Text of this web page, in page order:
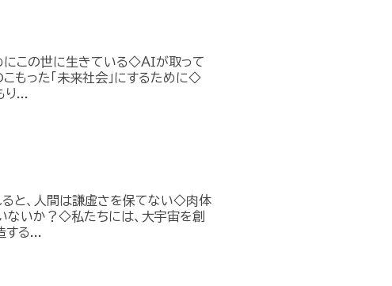
にこの世に生きている◇ＡＩが取って
もった「未来社会」にするために◇
り...
ると、人間は謙虚さを保てない◇肉体
ないか？◇私たちには、大宇宙を創
する...